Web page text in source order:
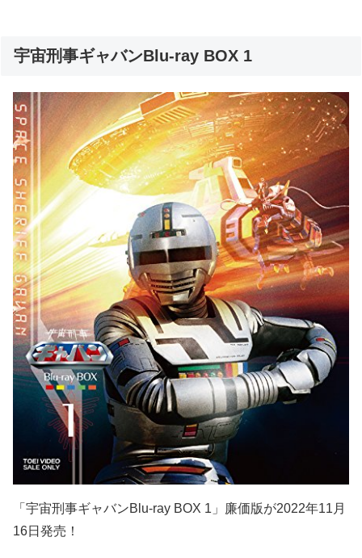
宇宙刑事ギャバンBlu-ray BOX 1
「宇宙刑事ギャバンBlu-ray BOX 1」廉価版が2022年11月
16日発売！